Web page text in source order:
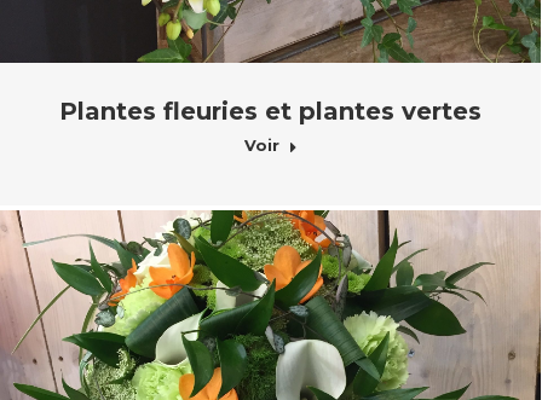
Plantes fleuries et plantes vertes
Voir